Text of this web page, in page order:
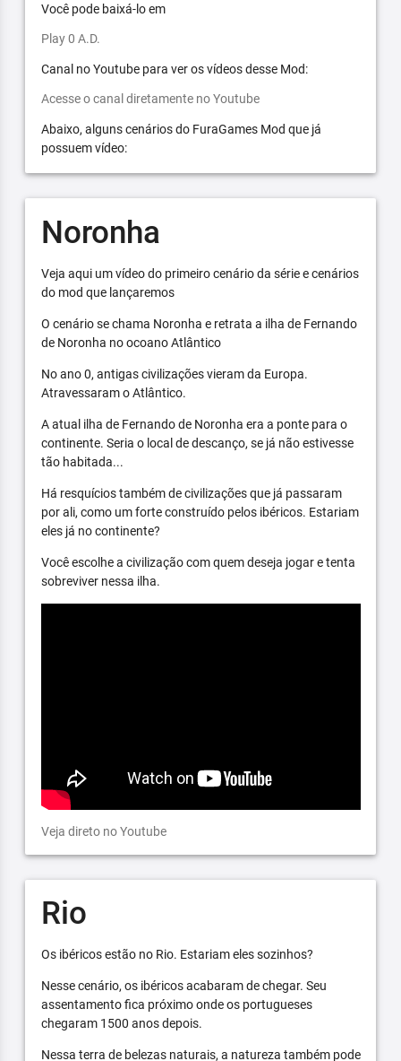
Você pode baixá-lo em
Play 0 A.D.
Canal no Youtube para ver os vídeos desse Mod:
Acesse o canal diretamente no Youtube
Abaixo, alguns cenários do FuraGames Mod que já
possuem vídeo:
Noronha
Veja aqui um vídeo do primeiro cenário da série e cenários
do mod que lançaremos
O cenário se chama Noronha e retrata a ilha de Fernando
de Noronha no ocoano Atlântico
No ano 0, antigas civilizações vieram da Europa.
Atravessaram o Atlântico.
A atual ilha de Fernando de Noronha era a ponte para o
continente. Seria o local de descanço, se já não estivesse
tão habitada...
Há resquícios também de civilizações que já passaram
por ali, como um forte construído pelos ibéricos. Estariam
eles já no continente?
Você escolhe a civilização com quem deseja jogar e tenta
sobreviver nessa ilha.
Veja direto no Youtube
Rio
Os ibéricos estão no Rio. Estariam eles sozinhos?
Nesse cenário, os ibéricos acabaram de chegar. Seu
assentamento fica próximo onde os portugueses
chegaram 1500 anos depois.
Nessa terra de belezas naturais, a natureza também pode